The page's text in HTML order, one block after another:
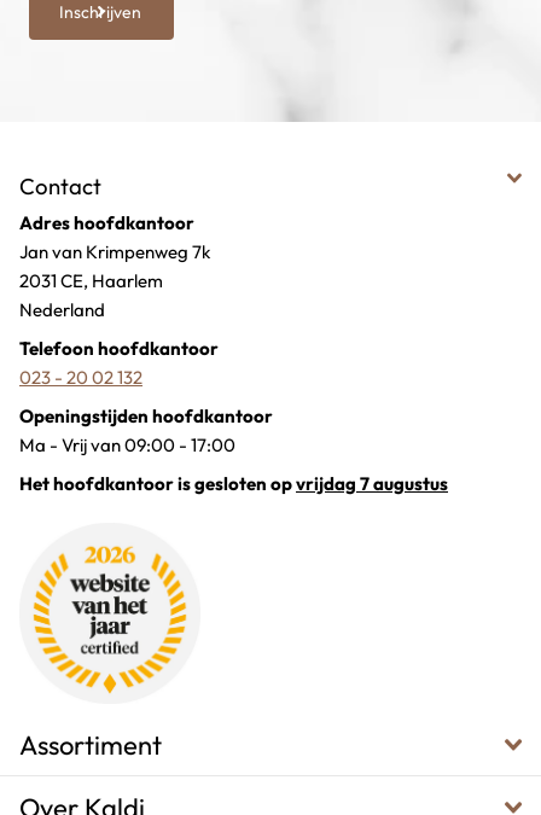
Inschrijven
Contact
Adres hoofdkantoor
Jan van Krimpenweg 7k
2031 CE, Haarlem
Nederland
Telefoon hoofdkantoor
023 - 20 02 132
Openingstijden hoofdkantoor
Ma - Vrij van 09:00 - 17:00
Het hoofdkantoor is gesloten opvrijdag 7 augustus
Assortiment
Over Kaldi